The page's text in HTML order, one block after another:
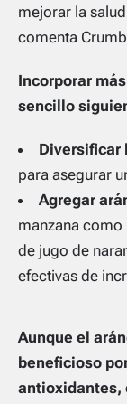
mejorar la
comenta
Incorporar
sencillo
Diversificar
para asegurar
Agregar
manzana como
de jugo de
efectivas de
Aunque el
beneficioso
antioxidantes,